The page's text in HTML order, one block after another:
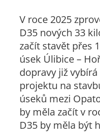
V roce 2025
D35 nových 33
začít stavět přes
úsek Úlibice –
dopravy již
projektu na
úseků mezi
by měla začít v
D35 by měla být